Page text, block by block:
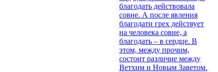
благодать действовала
совне. А после явления
благодати грех действует
на человека совне, а
благодать – в сердце. В
этом, между прочим,
состоит различие между
Ветхим и Новым Заветом.